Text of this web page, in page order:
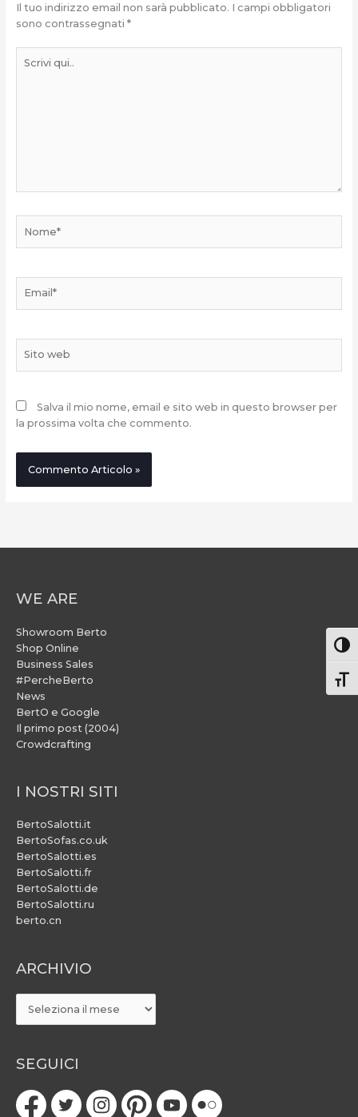
Il tuo indirizzo email non sarà pubblicato. I campi obbligatori
sono contrassegnati *
qui..
web
Salva il mio nome, email e sito web in questo browser per
la prossima volta che commento.
WE ARE
Showroom Berto
Shop Online
Business Sales
#PercheBerto
News
BertO e Google
Il primo post (2004)
Crowdcrafting
I NOSTRI SITI
BertoSalotti.it
BertoSofas.co.uk
BertoSalotti.es
BertoSalotti.fr
BertoSalotti.de
BertoSalotti.ru
berto.cn
ARCHIVIO
ARCHIVIO
SEGUICI